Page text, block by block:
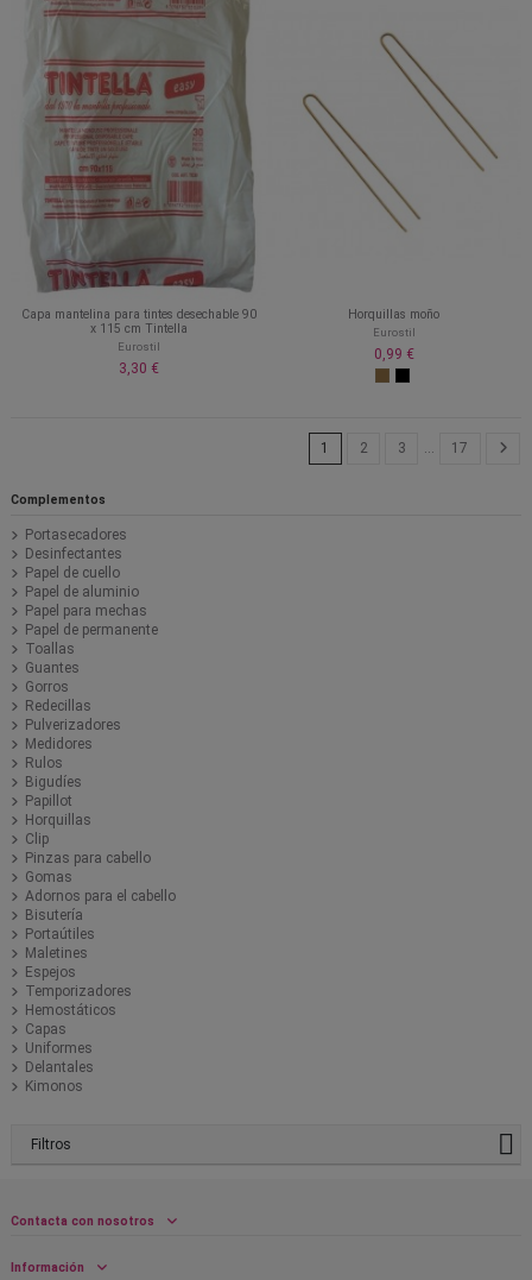
Capa mantelina para tintes desechable 90
x 115 cm Tintella
Eurostil
3,30 €
Horquillas moño
Eurostil
0,99 €
1 2 3 … 17
Complementos
Portasecadores
Desinfectantes
Papel de cuello
Papel de aluminio
Papel para mechas
Papel de permanente
Toallas
Guantes
Gorros
Redecillas
Pulverizadores
Medidores
Rulos
Bigudíes
Papillot
Horquillas
Clip
Pinzas para cabello
Gomas
Adornos para el cabello
Bisutería
Portaútiles
Maletines
Espejos
Temporizadores
Hemostáticos
Capas
Uniformes
Delantales
Kimonos
Filtros
Contacta con nosotros
Información